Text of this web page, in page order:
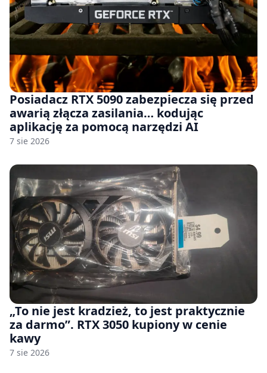
Posiadacz RTX 5090 zabezpiecza się przed
awarią złącza zasilania… kodując
aplikację za pomocą narzędzi AI
7 sie 2026
„To nie jest kradzież, to jest praktycznie
za darmo”. RTX 3050 kupiony w cenie
kawy
7 sie 2026